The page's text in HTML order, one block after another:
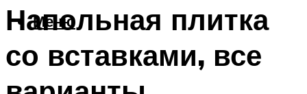
Меню
Напольная плитка
со вставками, все